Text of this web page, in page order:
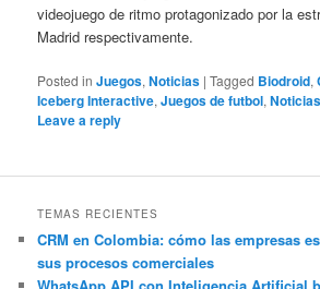
videojuego de ritmo protagonizado por la
Madrid respectivamente.
Posted in Juegos,Noticias |Tagged Biodroid,
Iceberg Interactive,Juegos de futbol,Noticias
Leave a reply
TEMAS RECIENTES
CRM en Colombia: cómo las empresas
sus procesos comerciales